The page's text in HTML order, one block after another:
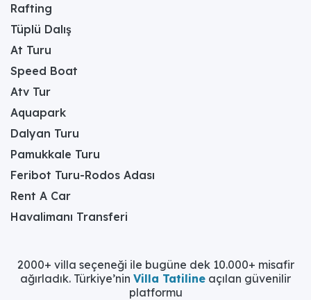
Rafting
Tüplü Dalış
At Turu
Speed Boat
Atv Tur
Aquapark
Dalyan Turu
Pamukkale Turu
Feribot Turu-Rodos Adası
Rent A Car
Havalimanı Transferi
2000+ villa seçeneği ile bugüne dek 10.000+ misafir
ağırladık. Türkiye’nin Villa Tatiline açılan güvenilir
platformu